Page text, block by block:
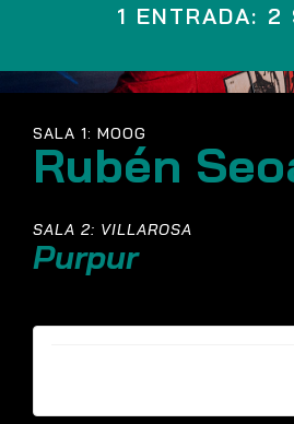
1 ENTRADA: 2
SALA 1: MOOG
Rubén
SALA 2: VILLAROSA
Purpur